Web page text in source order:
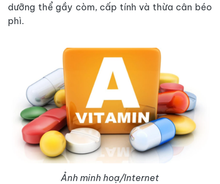
dưỡng thể gầy còm, cấp tính và thừa cân béo
phì.
Ảnh minh hoạ/Internet